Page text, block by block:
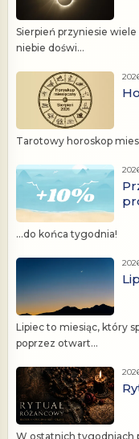
Sierpień przyniesie
niebie doświ...
Tarotowy horoskop
...do końca tygodnia!
Lipiec to miesiąc, który
poprzez otwart...
W ostatnich tygodniach